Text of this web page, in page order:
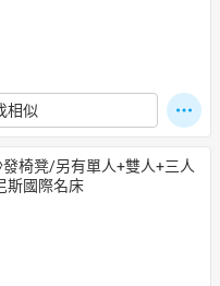
相似
椅凳/另有單人+雙人+三人
斯國際名床